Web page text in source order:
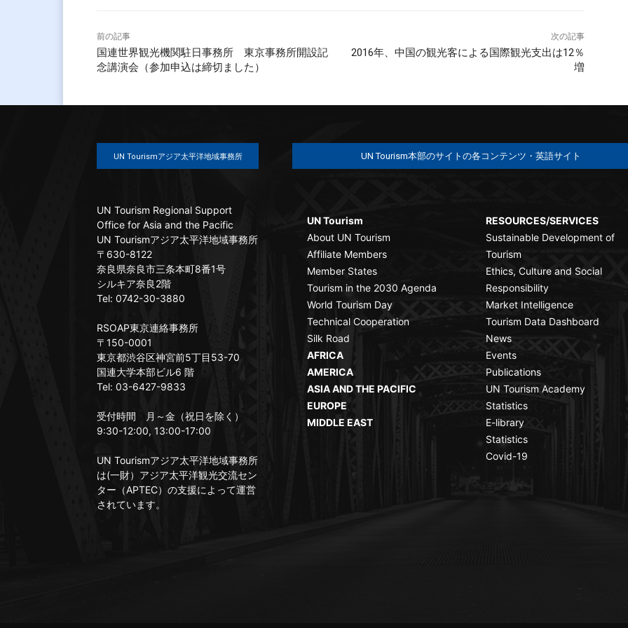
前の記事
国連世界観光機関駐日事務所 東京事務所開設記
念講演会（参加申込は締切ました）
次の記事
2016年、中国の観光客による国際観光支出は12％
増
UN Tourismアジア太平洋地域事務所
UN Tourism Regional Support
Office for Asia and the Pacific
UN Tourismアジア太平洋地域事務所
〒630-8122
奈良県奈良市三条本町8番1号
シルキア奈良2階
Tel: 0742-30-3880
RSOAP東京連絡事務所
〒150-0001
東京都渋谷区神宮前5丁目53-70
国連大学本部ビル6 階
Tel: 03-6427-9833
受付時間 月～金（祝日を除く）
9:30-12:00, 13:00-17:00
UN Tourismアジア太平洋地域事務所
は(一財）アジア太平洋観光交流セン
ター（APTEC）の支援によって運営
されています。
UN Tourism本部のサイトの各コンテンツ・英語サイト
UN Tourism
About UN Tourism
Affiliate Members
Member States
Tourism in the 2030 Agenda
World Tourism Day
Technical Cooperation
Silk Road
AFRICA
AMERICA
ASIA AND THE PACIFIC
EUROPE
MIDDLE EAST
RESOURCES/SERVICES
Sustainable Development of
Tourism
Ethics, Culture and Social
Responsibility
Market Intelligence
Tourism Data Dashboard
News
Events
Publications
UN Tourism Academy
Statistics
E-library
Statistics
Covid-19